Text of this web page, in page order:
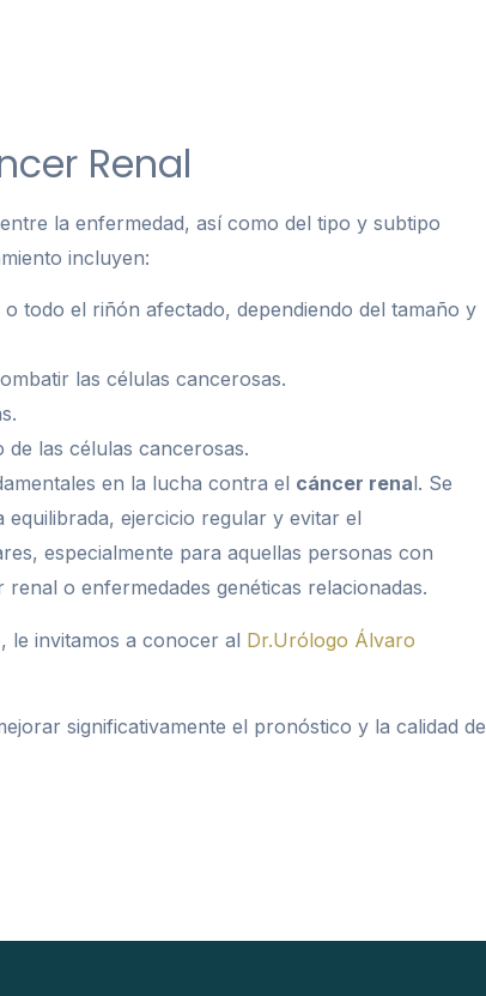
Renal
la enfermedad, así como del tipo y subtipo
incluyen:
todo el riñón afectado, dependiendo del tamaño y
las células cancerosas.
de las células cancerosas.
en la lucha contra el cáncer renal. Se
ejercicio regular y evitar el
especialmente para aquellas personas con
o enfermedades genéticas relacionadas.
le invitamos a conocer al Dr.Urólogo Álvaro
significativamente el pronóstico y la calidad de